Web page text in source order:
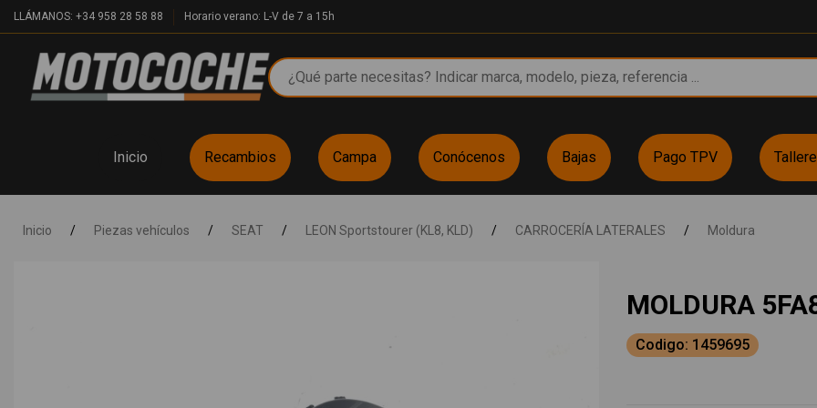
LLÁMANOS: +34 958 28 58 88 Horario verano: L-V de 7 a 15h
Inicio Recambios Campa Conócenos Bajas Pago TPV
Inicio / Piezas vehículos / SEAT / LEON Sportstourer (KL8, KLD) / CARROCERÍA LATERALES / Moldura
MOLDURA
Codigo: 1459695